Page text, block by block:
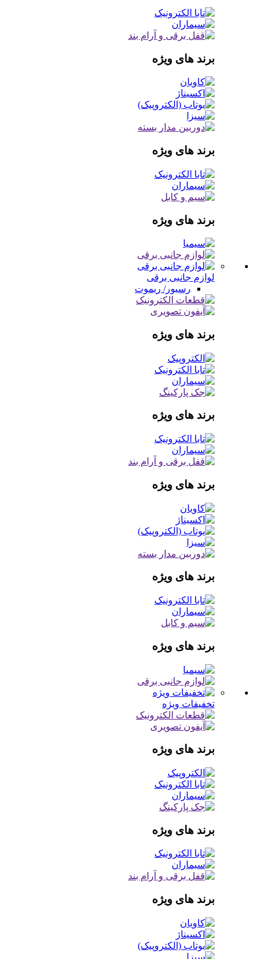
برند های ویژه
برند های ویژه
برند های ویژه
لوازم جانبی برقی
رسیور/ ریموت
برند های ویژه
برند های ویژه
برند های ویژه
برند های ویژه
برند های ویژه
تخفیفات ویژه
برند های ویژه
برند های ویژه
برند های ویژه